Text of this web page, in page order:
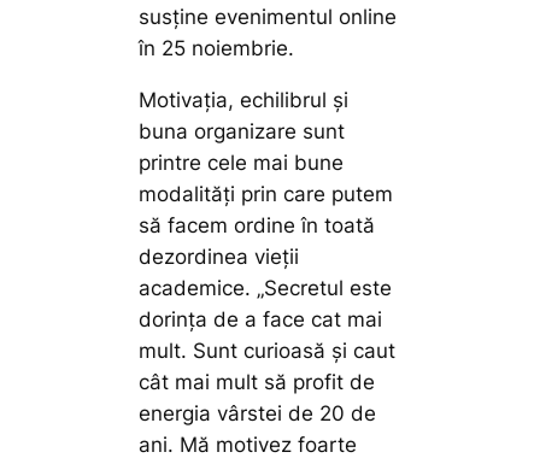
susține evenimentul online
în 25 noiembrie.
Motivația, echilibrul și
buna organizare sunt
printre cele mai bune
modalități prin care putem
să facem ordine în toată
dezordinea vieții
academice. „Secretul este
dorința de a face cat mai
mult. Sunt curioasă și caut
cât mai mult să profit de
energia vârstei de 20 de
ani. Mă motivez foarte